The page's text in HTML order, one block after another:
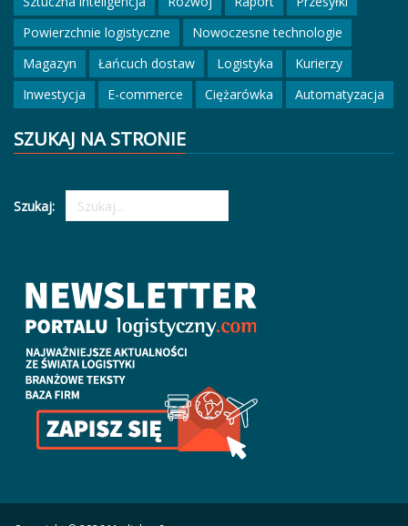
Powierzchnie logistyczne
Nowoczesne technologie
Magazyn
Łańcuch dostaw Logistyka
Kurierzy
Inwestycja
E-commerce Ciężarówka Automatyzacja
SZUKAJ NA STRONIE
Szukaj: